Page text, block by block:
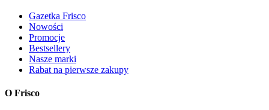
Gazetka Frisco
Nowości
Promocje
Bestsellery
Nasze marki
Rabat na pierwsze zakupy
O Frisco